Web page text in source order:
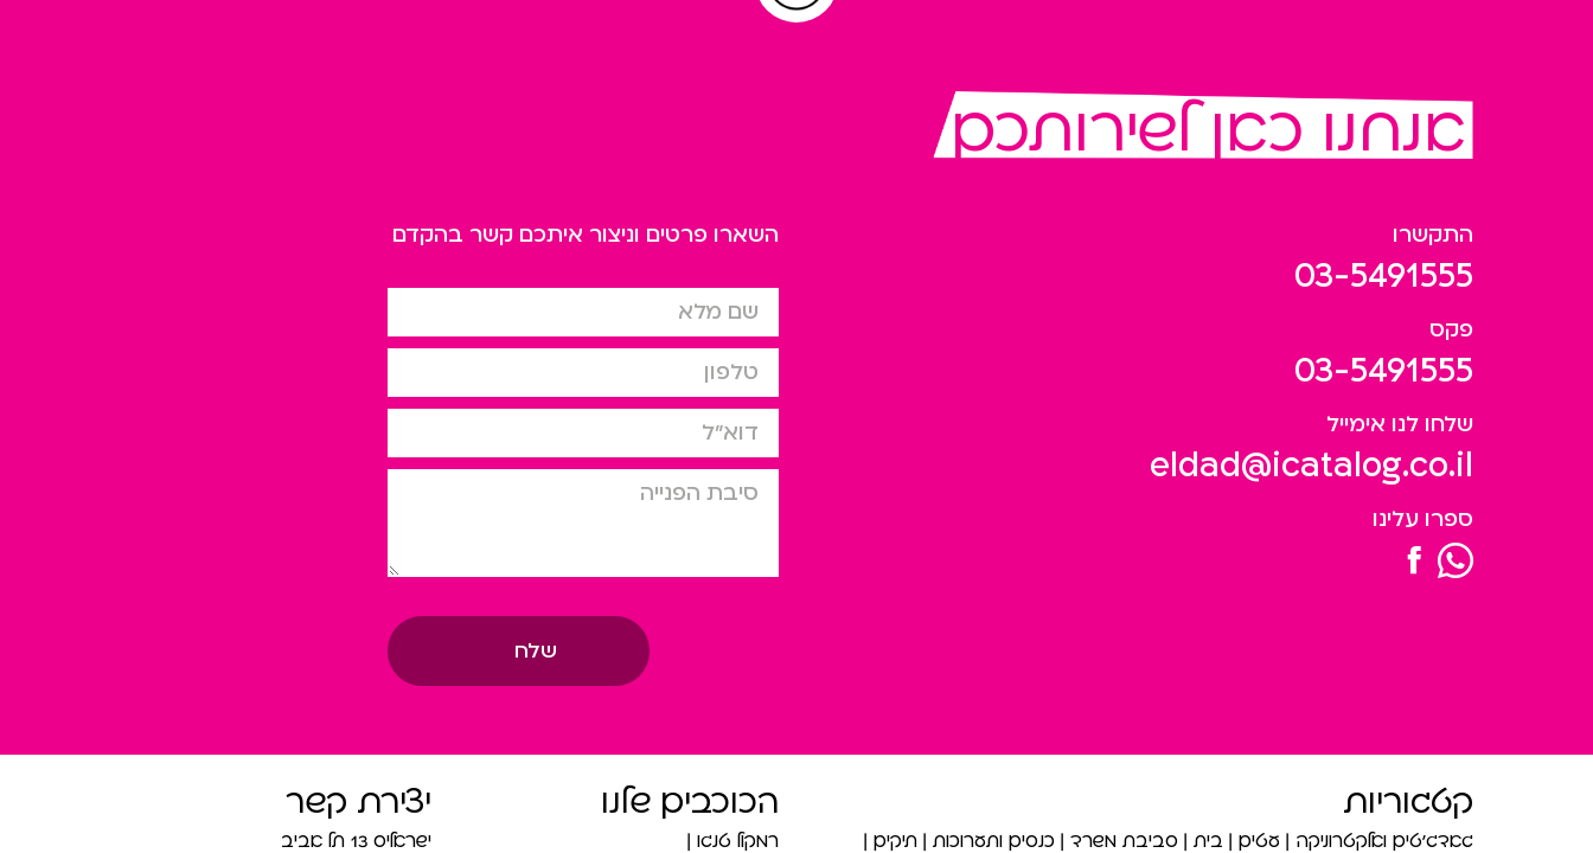
אנחנו כאן לשירותכם
התקשרו
03-5491555
פקס
03-5491555
שלחו לנו אימייל
eldad@icatalog.co.il
ספרו עלינו
השארו פרטים וניצור איתכם קשר בהקדם
שם מלא
טלפון
דוא”ל
סיבת הפניה
שלח
קטגוריות
גאדג’טים ואלקטרוניקה עטים בית סביבת משרד כנסים ותערוכות תיקים
הכוכבים שלנו
רמקול טנגו
יצירת קשר
ישראליס 13 תל אביב